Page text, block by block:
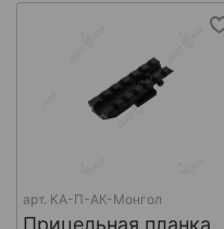
арт. КА-П-АК-Монгол